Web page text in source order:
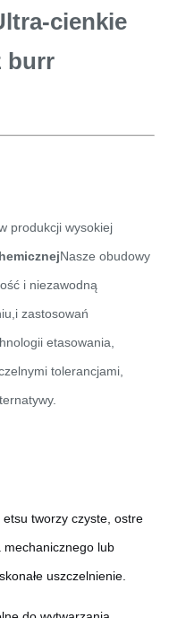
cienkie
burr
produkcji wysokiej
Nasze obudowy
i niezawodną
zastosowań
etasowania,
tolerancjami,
etsu tworzy czyste, ostre
mechanicznego lub
uszczelnienie.